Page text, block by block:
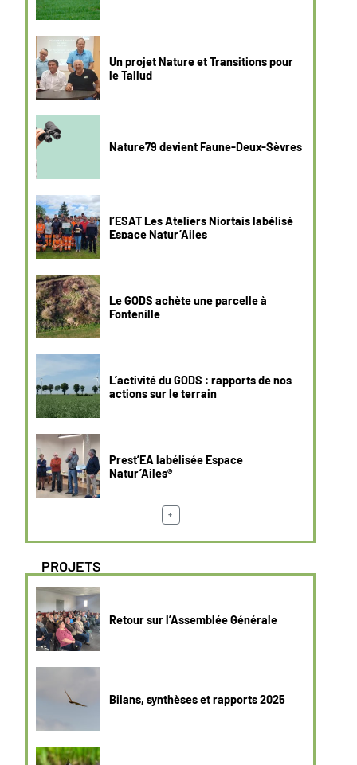
Un projet Nature et Transitions pour
le Tallud
Nature79 devient Faune-Deux-Sèvres
l’ESAT Les Ateliers Niortais labélisé
Espace Natur’Ailes
Le GODS achète une parcelle à
Fontenille
L’activité du GODS : rapports de nos
actions sur le terrain
Prest’EA labélisée Espace
Natur’Ailes®
+
PROJETS
Retour sur l’Assemblée Générale
Bilans, synthèses et rapports 2025